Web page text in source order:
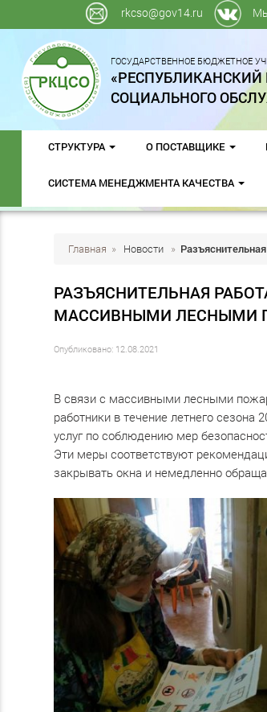
rkcso@gov14.ru
ГОСУДАРСТВЕННОЕ БЮДЖЕТНОЕ
СОЦИАЛЬНОГО
СТРУКТУРА О ПОСТАВЩИКЕ
СИСТЕМА МЕНЕДЖМЕНТА КАЧЕСТВА
Главная » Новости »
РАЗЪЯСНИТЕЛЬНАЯ
МАССИВНЫМИ ЛЕСНЫМИ
Опубликовано: 12.08.2021
В связи с массивными лесными
работники в течение летнего сезона
услуг по соблюдению мер
Эти меры соответствуют
закрывать окна и немедленно